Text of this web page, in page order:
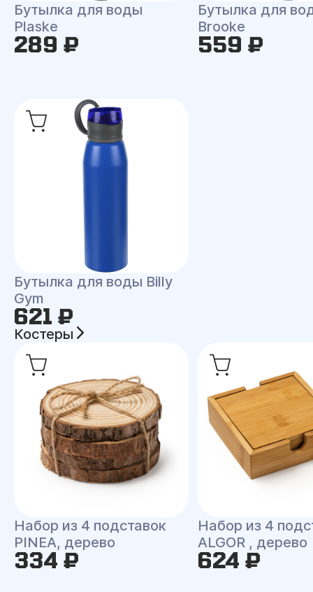
Бутылка для воды
Plaske
289 ₽
Бутылка для
Brooke
559 ₽
Бутылка для воды Billy
Gym
621 ₽
Костеры
Набор из 4 подставок
PINEA, дерево
334 ₽
Набор из 4
ALGOR , дерево
624 ₽